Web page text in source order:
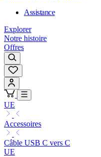
Assistance
Explorer
Notre histoire
Offres
UE
Accessoires
Câble USB C vers C
UE